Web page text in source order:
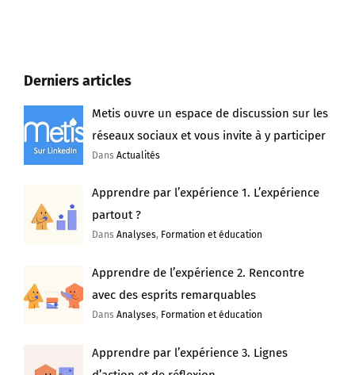
Derniers articles
Metis ouvre un espace de discussion sur les
réseaux sociaux et vous invite à y participer
DansActualités
Apprendre par l’expérience 1. L’expérience
partout ?
DansAnalyses, Formation et éducation
Apprendre de l’expérience 2. Rencontre
avec des esprits remarquables
DansAnalyses, Formation et éducation
Apprendre par l’expérience 3. Lignes